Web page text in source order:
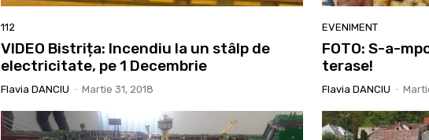
112
VIDEO Bistrița: Incendiu la un stâlp de
electricitate, pe 1 Decembrie
Flavia DANCIU - Martie 31, 2018
EVENIMENT
FOTO: S-a-
terase!
Flavia DANCIU -